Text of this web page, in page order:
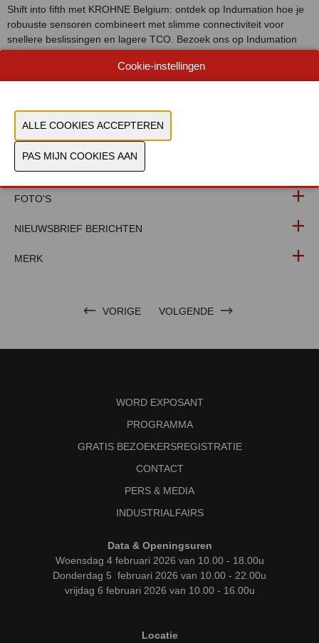
Shift into fifth met KROHNE Belgium: ontdek op Indumation hoe je
robuuste sensoren combineert met slimme connectiviteit voor
snellere beslissingen en lagere TCO. Bezoek ons op Indumation
WEBSITE CATALOGUS
PRODUCTGROEP
FOTO'S
NIEUWSBRIEF BERICHTEN
MERK
VORIGE VOLGENDE
WORD EXPOSANT
PROGRAMMA
GRATIS BEZOEKERSREGISTRATIE
CONTACT
PERS & MEDIA
INDUSTRIALFAIRS
Data & Openingsuren
Woensdag 4 februari 2026 van 10.00 - 18.00u
Donderdag 5 februari 2026 van 10.00 - 22.00u
vrijdag 6 februari 2026 van 10.00 - 16.00u
Locatie
Cookie-instellingen